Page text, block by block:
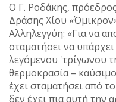
Ο Γ. Ροδάκης,
Δράσης Χίου
Αλληλεγγύη: «Για να
σταματήσει να
λεγόμενου 'τρίγωνου
θερμοκρασία –
έχει σταματήσει από
δεν έχει πια αυτή την